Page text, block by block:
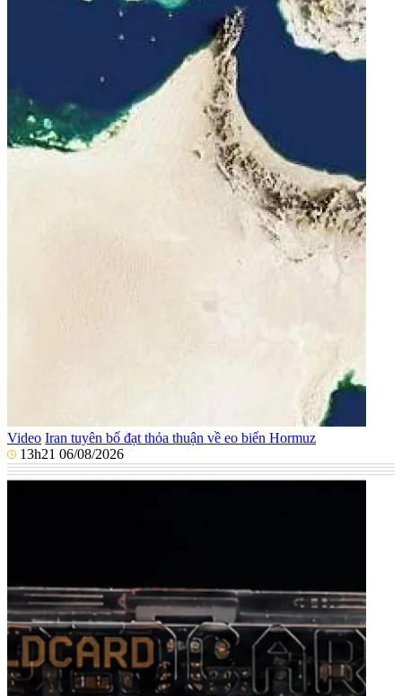
Video Iran tuyên bố đạt thỏa thuận về eo biển Hormuz
13h21 06/08/2026